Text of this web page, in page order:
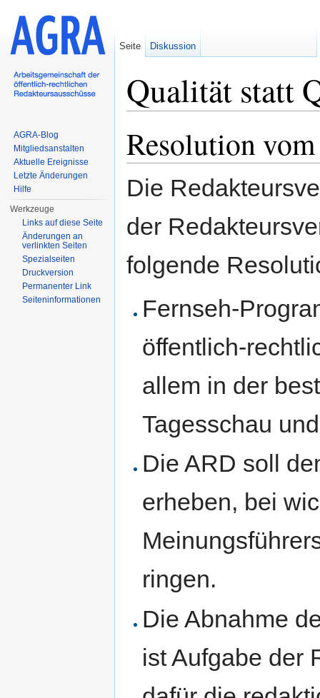
Qualität statt
Resolution
Die
der
folgende
Fernseh-
öffentlich-
allem in der
Tagesschau
Die ARD soll
erheben, bei
ringen.
Die Abnahme
ist Aufgabe der
Seite Diskussion
AGRA-Blog
Mitgliedsanstalten
Aktuelle Ereignisse
Letzte Änderungen
Hilfe
Werkzeuge
Links auf diese Seite
Änderungen an
verlinkten Seiten
Spezialseiten
Druckversion
Permanenter Link
Seiten­informationen